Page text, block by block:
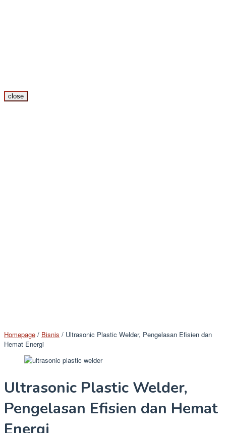
close
Homepage / Bisnis / Ultrasonic Plastic Welder, Pengelasan Efisien dan
Hemat Energi
Ultrasonic Plastic Welder,
Pengelasan Efisien dan Hemat